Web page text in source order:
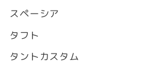
スペーシア
タフト
タントカスタム